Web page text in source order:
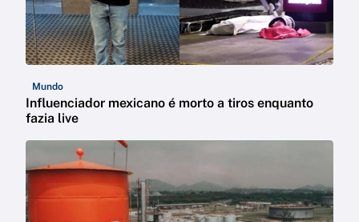
Mundo
Influenciador mexicano é morto a tiros enquanto
fazia live